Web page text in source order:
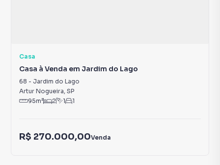
Casa
Casa à Venda em Jardim do Lago
68 - Jardim do Lago
Artur Nogueira, SP
95m² 2 1 1
R$ 270.000,00Venda